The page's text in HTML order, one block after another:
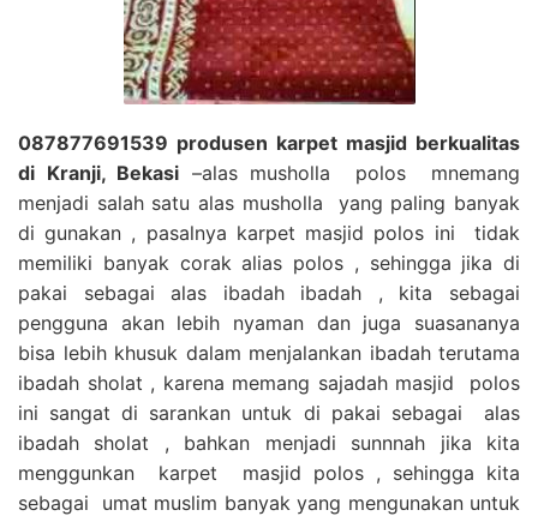
087877691539 produsen karpet masjid berkualitas
di Kranji, Bekasi –alas musholla polos mnemang
menjadi salah satu alas musholla yang paling banyak
di gunakan , pasalnya karpet masjid polos ini tidak
memiliki banyak corak alias polos , sehingga jika di
pakai sebagai alas ibadah ibadah , kita sebagai
pengguna akan lebih nyaman dan juga suasananya
bisa lebih khusuk dalam menjalankan ibadah terutama
ibadah sholat , karena memang sajadah masjid polos
ini sangat di sarankan untuk di pakai sebagai alas
ibadah sholat , bahkan menjadi sunnnah jika kita
menggunkan karpet masjid polos , sehingga kita
sebagai umat muslim banyak yang mengunakan untuk